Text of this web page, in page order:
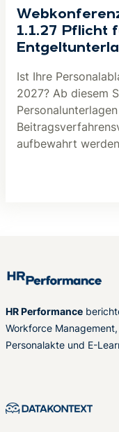
1.1.27 Pflicht
Ist Ihre
2027? Ab diesem
aufbewahrt
HR Performance
Workforce
Personalakte und E-